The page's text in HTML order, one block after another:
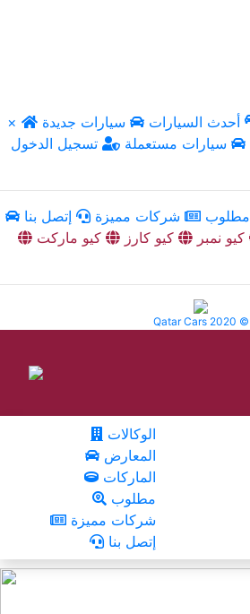
× أحدث السيارات
سيارات جديدة
سيارات مستعملة
تسجيل الدخول
مطلوب شركات مميزة
إتصل بنا
كيو نمبر كيو كارز
كيو ماركت
Qatar Cars 2020 ©
الوكالات
المعارض
الماركات
مطلوب
شركات مميزة
إتصل بنا